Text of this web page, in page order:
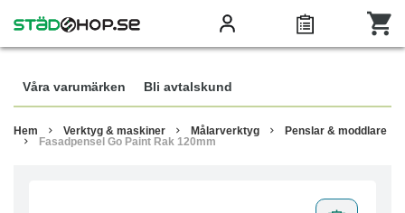
Våra varumärken Bli avtalskund
Hem Verktyg & maskiner Målarverktyg
Penslar & moddlare
Fasadpensel Go Paint Rak 120mm